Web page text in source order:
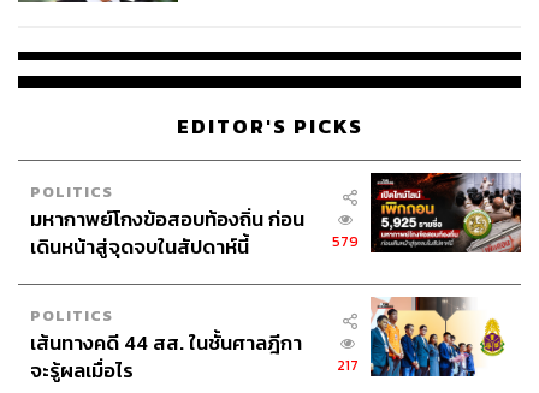
ABOUT THE PHOTOGRAPHER
ช่างภาพข่าว ประจำสำนักข่าว THE
EDITOR'S PICKS
POLITICS
มหากาพย์โกงข้อสอบท้องถิ่น ก่อน
เดินหน้าสู่จุดจบในสัปดาห์นี้
579
POLITICS
เส้นทางคดี 44 สส. ในชั้นศาลฎีกา
จะรู้ผลเมื่อไร
217